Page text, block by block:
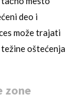
deo i
može trajati
oštećenja
zone